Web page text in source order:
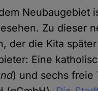
Neubaugebiet
Zu dieser
der die Kita
Eine
) und sechs freie